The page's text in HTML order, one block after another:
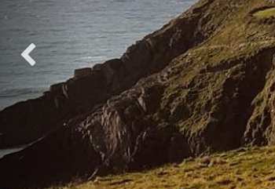
Précédent